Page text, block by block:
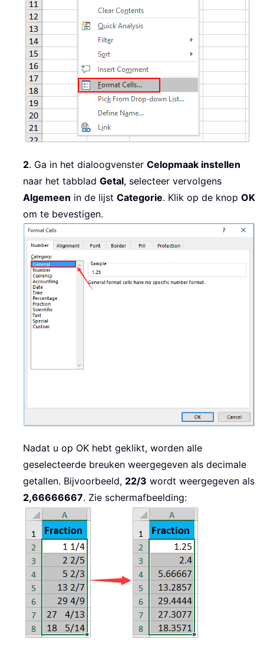
2. Ga in het dialoogvenster Celopmaak instellen
naar het tabblad Getal, selecteer vervolgens
Algemeen in de lijst Categorie. Klik op de knop OK
om te bevestigen.
Nadat u op OK hebt geklikt, worden alle
geselecteerde breuken weergegeven als decimale
getallen. Bijvoorbeeld, 22/3 wordt weergegeven als
2,66666667. Zie schermafbeelding: